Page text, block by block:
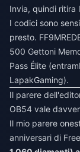
Invia, quindi ritira
I codici sono
presto.
500 Gettoni
Pass Élite
LapakGaming).
Il parere
OB54 vale
Il mio parere
anniversari di